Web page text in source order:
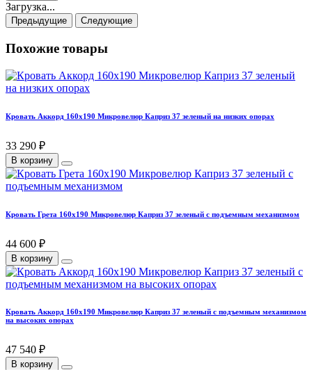
Загрузка...
Предыдущие Следующие
Похожие товары
Кровать Аккорд 160х190 Микровелюр Каприз 37 зеленый на низких опорах
33 290 ₽
В корзину
Кровать Грета 160х190 Микровелюр Каприз 37 зеленый с подъемным механизмом
44 600 ₽
В корзину
Кровать Аккорд 160х190 Микровелюр Каприз 37 зеленый с подъемным механизмом
на высоких опорах
47 540 ₽
В корзину